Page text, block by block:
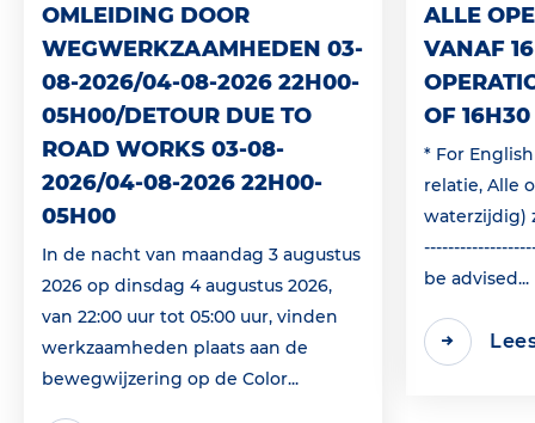
OMLEIDING DOOR
WEGWERKZAAMHEDEN 03-
08-2026/04-08-2026 22H00-
05H00/DETOUR DUE TO
ROAD WORKS 03-08-
2026/04-08-2026 22H00-
05H00
In de nacht van maandag 3 augustus
2026 op dinsdag 4 augustus 2026,
van 22:00 uur tot 05:00 uur, vinden
werkzaamheden plaats aan de
bewegwijzering op de Color...
ALLE
VANAF
OF 16H30
* For
relatie, Alle
waterzijdig)
be advised...